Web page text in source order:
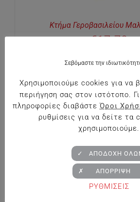
Κτήμα Γεροβασιλείου
€17.70
Σεβόμαστε την
Χρησιμοποιούμε cookies για να
περιήγηση σας στον ιστότοπο.
πληροφορίες διαβάστε Όροι
ρυθμίσεις για να δείτε τα
χρησιμοποιούμε.
ΡΥΘΜΙΣΕΙΣ
✓ ΑΠΟΔΟΧΗ
✗ ΑΠΟΡΡΙΨΗ